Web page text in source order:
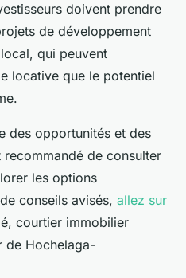
doivent prendre
de développement
qui peuvent
locative que le potentiel
des opportunités et des
de consulter
les options
conseils avisés, allez sur
courtier immobilier
de Hochelaga-